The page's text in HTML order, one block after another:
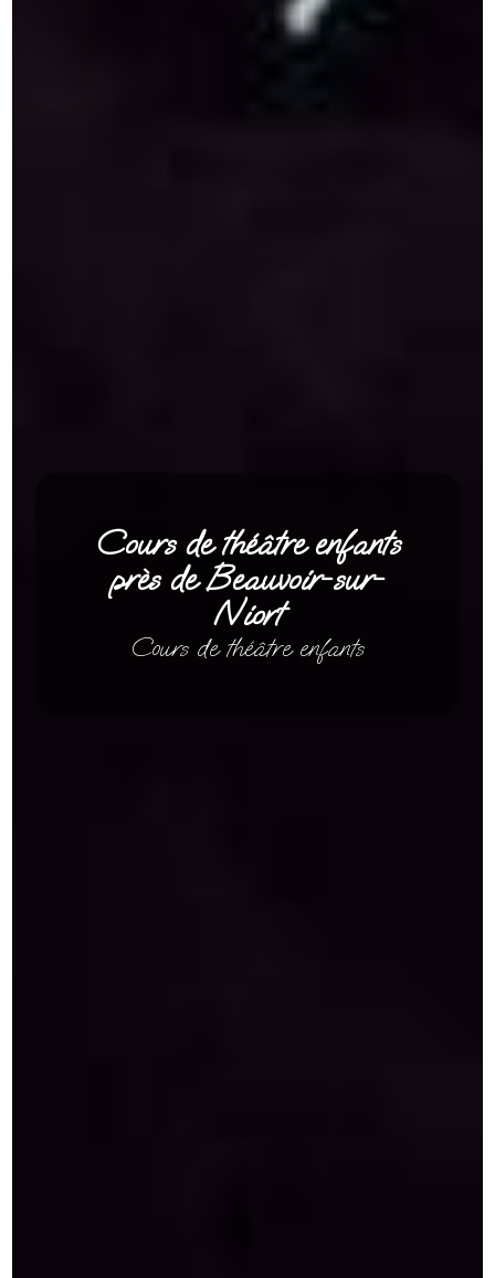
Cours de théâtre enfants
près de Beauvoir-sur-
Niort
Cours de théâtre enfants